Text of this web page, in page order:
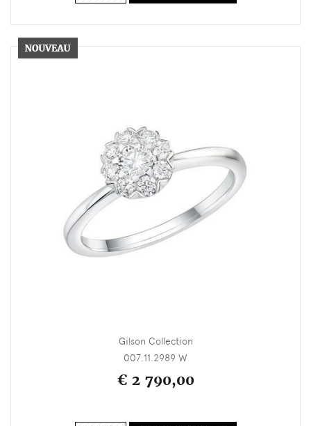
Gilson Collection
007.11.2989 W
€ 2 790,00